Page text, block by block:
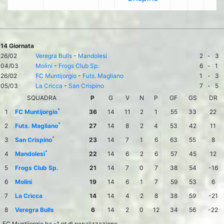
14 Giornata
26/02
Veregra Bulls - Mandolesi 2 -
3
04/03
Molini - Frogs Club Sp. 6 -
1
26/02
FC Muntijorgio - Futs. Magliano 1 -
3
05/03
La Cricca - San Crispino 7 -
5
SQUADRA
P G V N P GF GS
DR
1
FC Muntijorgio* 36 14 11 2 1 55 33
22
2
Futs. Magliano* 27 14 8 2 4 53 42
11
3
San Crispino* 23 14 7 1 6 63 55
8
4
Mandolesi* 22 14 6 2 6 57 45
12
5
Frogs Club Sp. 21 14 7 0 7 38 54
-16
6
Molini 19 14 6 1 7 59 53
6
7
La Cricca 14 14 4 2 8 38 59
-21
8
Veregra Bulls 6 14 2 0 12 34 56
-22